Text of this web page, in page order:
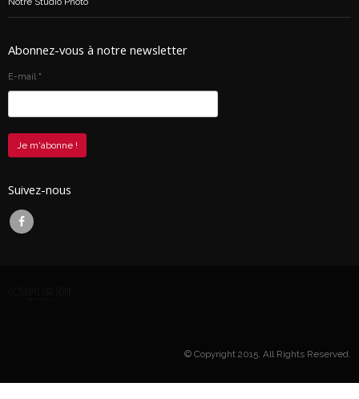
Abonnez-vous à notre newsletter
E-mail *
Suivez-nous
© Copyright 2015. All Rights Reserved.